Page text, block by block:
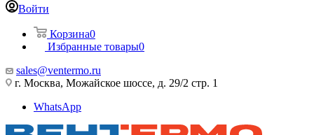
Войти
Корзина0
Избранные товары0
sales@ventermo.ru
г. Москва, Можайское шоссе, д. 29/2 стр. 1
WhatsApp